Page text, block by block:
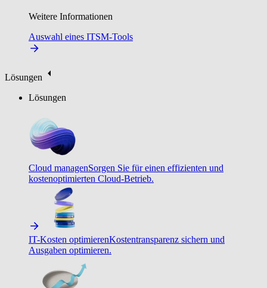
Weitere Informationen
Auswahl eines ITSM-Tools
Lösungen
Lösungen
Cloud managenSorgen Sie für einen effizienten und
kostenoptimierten Cloud-Betrieb.
IT-Kosten optimierenKostentransparenz sichern und
Ausgaben optimieren.